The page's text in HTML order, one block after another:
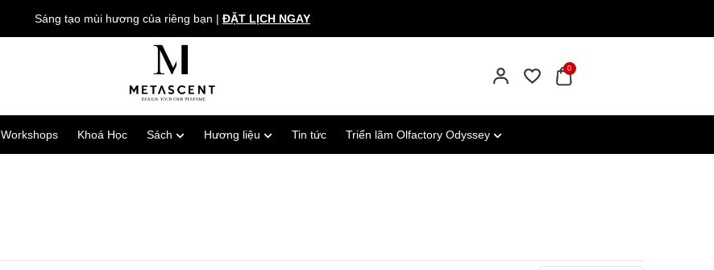
Sáng tạo mùi hương của riêng bạn | ĐẶT LỊCH NGAY
0
Workshops Khoá Học Sách Hương liệu Tin tức Triển lãm Olfactory Odyssey